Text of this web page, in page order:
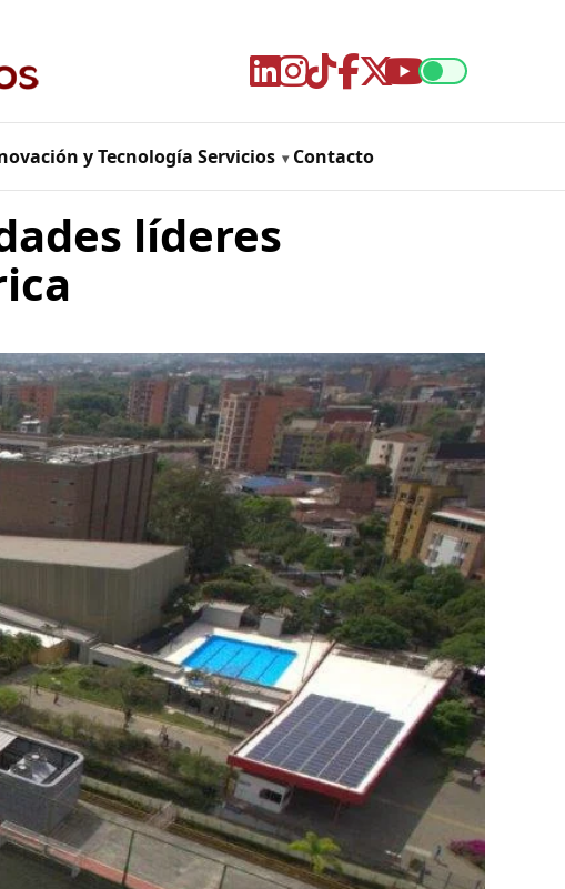
y Tecnología Servicios Contacto
líderes